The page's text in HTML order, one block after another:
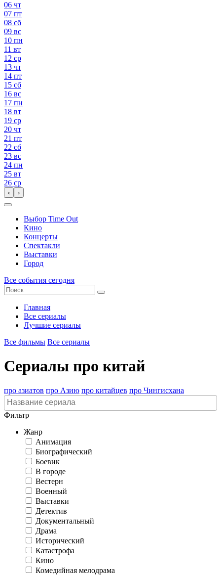
06 чт
07 пт
08 сб
09 вс
10 пн
11 вт
12 ср
13 чт
14 пт
15 сб
16 вс
17 пн
18 вт
19 ср
20 чт
21 пт
22 сб
23 вс
24 пн
25 вт
26 ср
‹ ›
Выбор Time Out
Кино
Концерты
Спектакли
Выставки
Город
Все события сегодня
Главная
Все сериалы
Лучшие сериалы
Все фильмы Все сериалы
Сериалы про китай
про азиатов про Азию про китайцев про Чингисхана
Фильтр
Жанр
Анимация
Биографический
Боевик
В городе
Вестерн
Военный
Выставки
Детектив
Документальный
Драма
Исторический
Катастрофа
Кино
Комедийная мелодрама